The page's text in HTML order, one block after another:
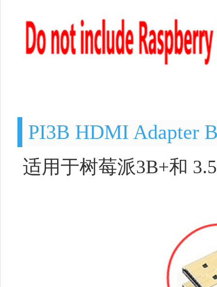
PI3B HDMI Adapter
适用于树莓派3B+和